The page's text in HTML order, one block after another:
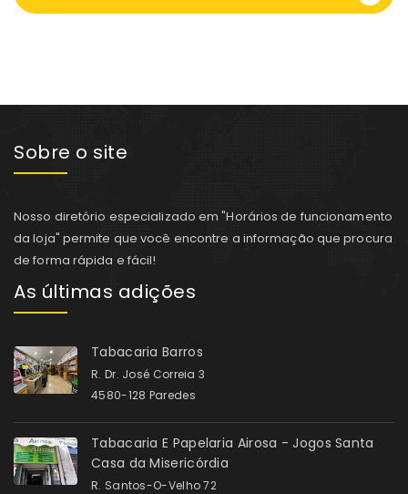
Sobre o site
Nosso diretório especializado em "Horários de funcionamento
da loja" permite que você encontre a informação que procura
de forma rápida e fácil!
As últimas adições
Tabacaria Barros
R. Dr. José Correia 3
4580-128 Paredes
Tabacaria E Papelaria Airosa - Jogos Santa
Casa da Misericórdia
R. Santos-O-Velho 72